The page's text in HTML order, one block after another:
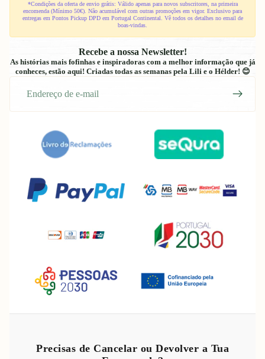
*Condições da oferta de envio grátis: Válido apenas para novos subscritores, na primeira
encomenda (Mínimo 50€). Não acumulável com outras promoções em vigor. Exclusivo para
entregas em Pontos Pickup DPD em Portugal Continental. Vê todos os detalhes no email de
boas-vindas.
Recebe a nossa Newsletter!
As histórias mais fofinhas e inspiradoras com a melhor informação que já
conheces, estão aqui! Criadas todas as semanas pela Lili e o Hélder! 😊
Precisas de Cancelar ou Devolver a Tua
Política de privacidade